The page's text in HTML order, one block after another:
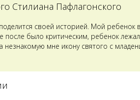
Стилиана Пафлагонского
своей историей. Мой
после было критическим, ребенок
незнакомую мне икону святого с